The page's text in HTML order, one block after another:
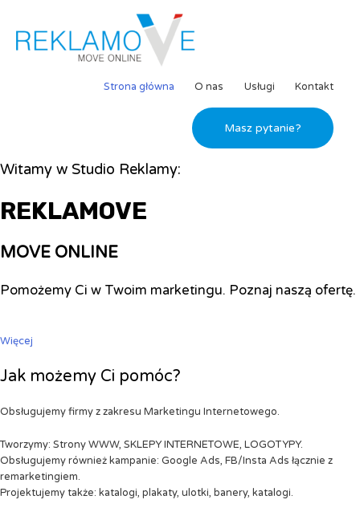
Strona główna O nas Usługi Kontakt
Masz pytanie?
Witamy w Studio Reklamy:
REKLAMOVE
MOVE ONLINE
Pomożemy Ci w Twoim marketingu. Poznaj naszą ofertę.
Więcej
Jak możemy Ci pomóc?
Obsługujemy firmy z zakresu Marketingu Internetowego.
Tworzymy: Strony WWW, SKLEPY INTERNETOWE, LOGOTYPY.
Obsługujemy również kampanie: Google Ads, FB/Insta Ads łącznie z
remarketingiem.
Projektujemy także: katalogi, plakaty, ulotki, banery, katalogi.